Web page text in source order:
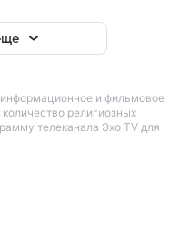
и фильмовое
религиозных
телеканала Эхо TV для